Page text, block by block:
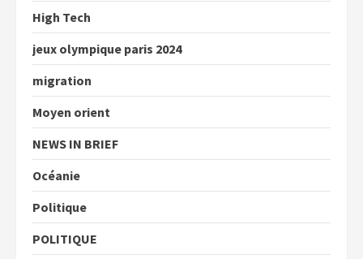
High Tech
jeux olympique paris 2024
migration
Moyen orient
NEWS IN BRIEF
Océanie
Politique
POLITIQUE